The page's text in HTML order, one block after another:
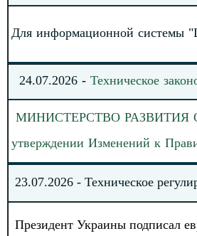
Для информационной системы
24.07.2026 - Техническое
МИНИСТЕРСТВО РАЗВИТИЯ
утверждении Изменений к
23.07.2026 - Техническое
Президент Украины подписал